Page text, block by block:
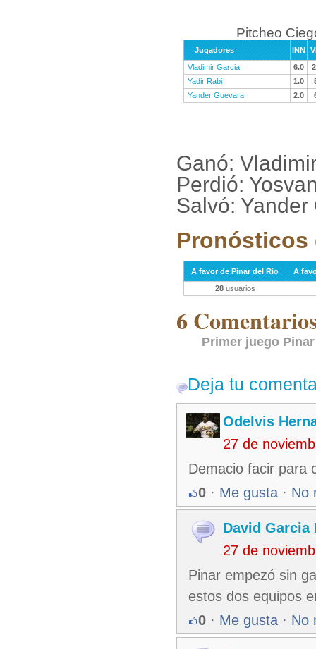
Pitcheo
Jugadores INN
Vladimir Garcia
6.0
Yadir Rabi
1.0
Yander Guevara
2.0
Ganó:
Perdió:
Salvó:
Pronósticos
A favor de Pinar del Rio
A
28usuarios
6
Primer juego
Deja tu
Odelvis
27 de
Demacio facir para
0 · Me gusta · No
David Garcia
27 de
Pinar empezó sin
estos dos equipos
0 · Me gusta · No